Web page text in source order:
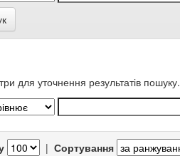
для уточнення результатів пошуку.
| Сортування